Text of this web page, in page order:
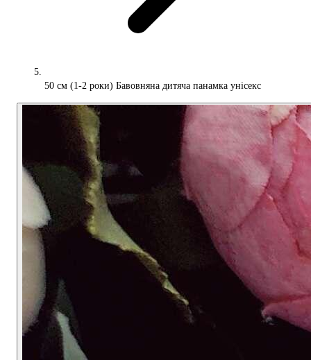
50 см (1-2 роки) Бавовняна дитяча панамка унісекс